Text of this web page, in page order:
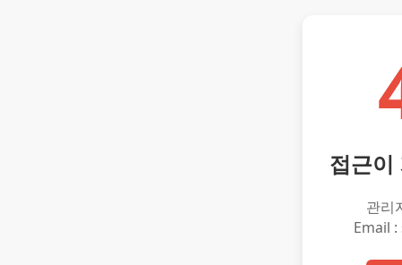
접근이
관리
Email